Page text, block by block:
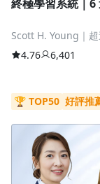
終極學習系統｜6
Scott H. Young｜
4.76
6,401
🏆 TOP50 好評推